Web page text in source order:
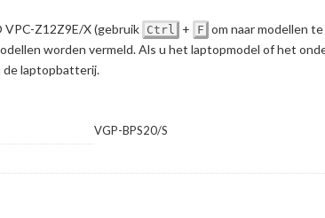
VPC-Z12Z9E/X(gebruik Ctrl + F om naar modellen
worden vermeld. Als u het laptopmodel of het
de laptopbatterij.
VGP-BPS20/S